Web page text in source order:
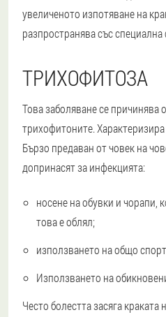
увеличеното изпотяване на
разпространява със специална
ТРИХОФИТОЗА
Това заболяване се причинява
трихофитоните. Характеризира
Бързо предаван от човек на
допринасят за инфекцията:
носене на обувки и чорапи,
това е облял;
използването на общо
Използването на
Често болестта засяга краката